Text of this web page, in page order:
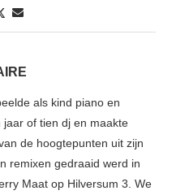
als kind piano en
jaar of tien dj en maakte
de hoogtepunten uit zijn
remixen gedraaid werd in
Maat op Hilversum 3. We